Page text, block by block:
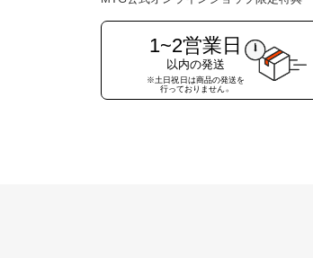
1~2営業日
以内の発送
※土日祝日は商品の発送を
行っておりません。